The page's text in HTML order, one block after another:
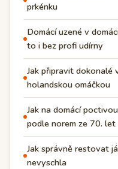
prkénku
Domácí uzené v
to i bez profi udírny
Jak připravit dokonalé
holandskou omáčkou
Jak na domácí
podle norem ze 70. let
Jak správně restovat
nevyschla